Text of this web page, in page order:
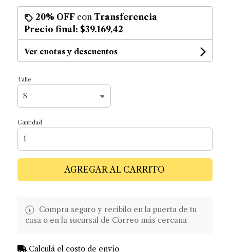
20% OFFcon Transferencia
Precio final: $39.169,42
Ver cuotas y descuentos
Talle
Cantidad
AGREGAR AL CARRITO
Compra seguro y recibilo en la puerta de tu
casa o en la sucursal de Correo más cercana
Calculá el costo de envío